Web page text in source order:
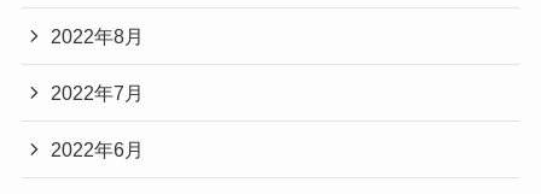
2022年8月
2022年7月
2022年6月